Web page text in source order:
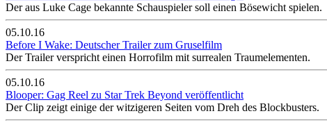
Der aus Luke Cage bekannte Schauspieler soll einen Bösewicht spielen.
05.10.16
Before I Wake: Deutscher Trailer zum Gruselfilm
Der Trailer verspricht einen Horrofilm mit surrealen Traumelementen.
05.10.16
Blooper: Gag Reel zu Star Trek Beyond veröffentlicht
Der Clip zeigt einige der witzigeren Seiten vom Dreh des Blockbusters.